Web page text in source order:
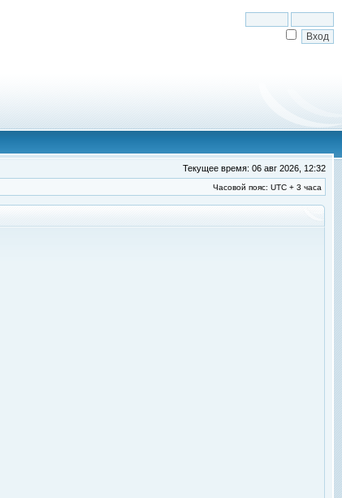
Текущее время: 06 авг 2026, 12:32
Часовой пояс: UTC + 3 часа